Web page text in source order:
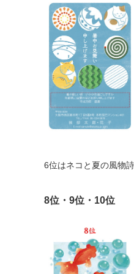
6位はネコと夏の風物
8位・9位・10位